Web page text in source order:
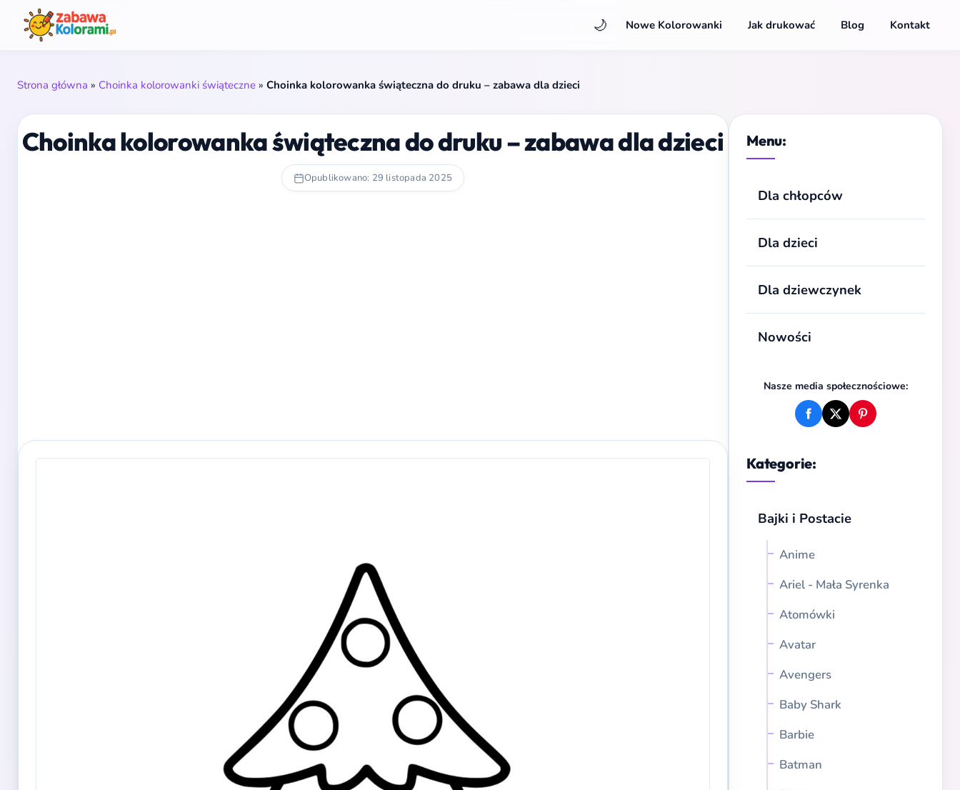
🌙 Nowe Kolorowanki Jak drukować Blog Kontakt
Strona główna » Choinka kolorowanki świąteczne » Choinka kolorowanka świąteczna do druku – zabawa dla dzieci
Menu:
Dla chłopców
Dla dzieci
Dla dziewczynek
Nowości
Nasze media społecznościowe:
Kategorie:
Bajki i Postacie
Anime
Ariel - Mała Syrenka
Atomówki
Avatar
Avengers
Baby Shark
Barbie
Batman
Choinka kolorowanka świąteczna do druku – zabawa dla dzieci
Opublikowano: 29 listopada 2025